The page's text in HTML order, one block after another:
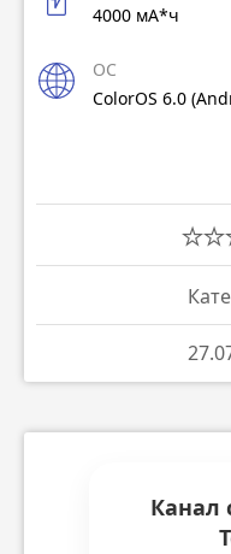
4000 мА*ч
ОС
ColorOS 6.0
Канал